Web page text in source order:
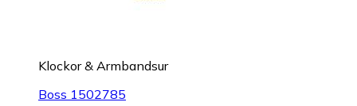
Klockor & Armbandsur
Boss 1502785